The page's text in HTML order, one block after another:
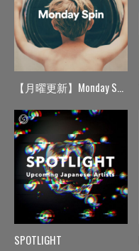
【月曜更新】Monday Spin
SPOTLIGHT